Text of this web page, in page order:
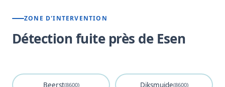
ZONE D'INTERVENTION
Détection fuite près de Esen
Beerst(8600) Diksmuide(8600)